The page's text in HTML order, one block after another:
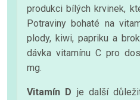
produkci bílých krvinek,
Potraviny bohaté na
plody, kiwi, papriku a
dávka vitamínu C pro
mg.
Vitamín D je další